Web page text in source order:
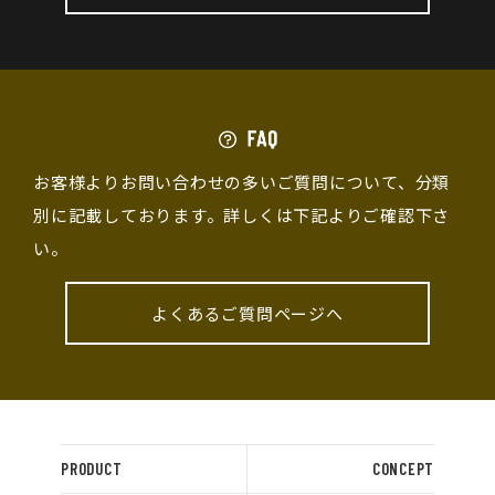
お客様よりお問い合わせの多いご質問について、分類
別に記載しております。詳しくは下記よりご確認下さ
い。
よくあるご質問ページへ
PRODUCT CONCEPT